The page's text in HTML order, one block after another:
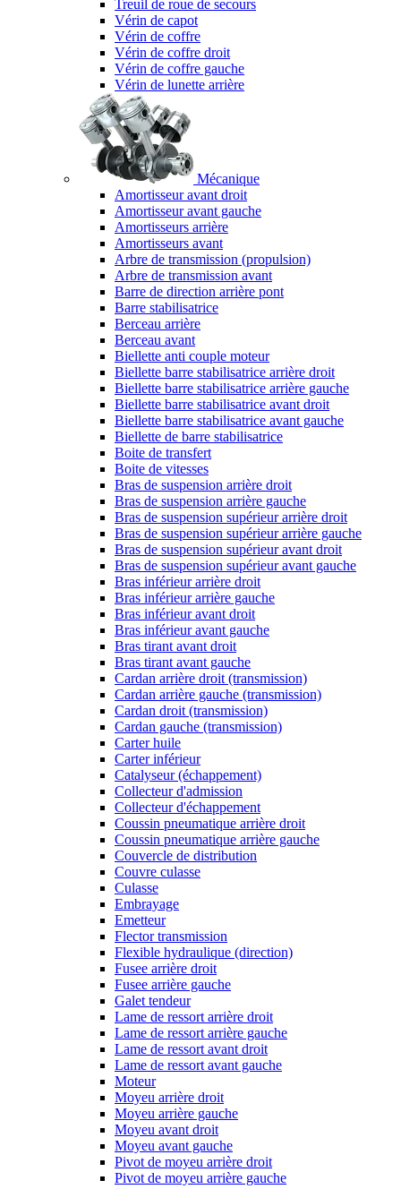
Treuil de roue de secours
Vérin de capot
Vérin de coffre
Vérin de coffre droit
Vérin de coffre gauche
Vérin de lunette arrière
Mécanique
Amortisseur avant droit
Amortisseur avant gauche
Amortisseurs arrière
Amortisseurs avant
Arbre de transmission (propulsion)
Arbre de transmission avant
Barre de direction arrière pont
Barre stabilisatrice
Berceau arrière
Berceau avant
Biellette anti couple moteur
Biellette barre stabilisatrice arrière droit
Biellette barre stabilisatrice arrière gauche
Biellette barre stabilisatrice avant droit
Biellette barre stabilisatrice avant gauche
Biellette de barre stabilisatrice
Boite de transfert
Boite de vitesses
Bras de suspension arrière droit
Bras de suspension arrière gauche
Bras de suspension supérieur arrière droit
Bras de suspension supérieur arrière gauche
Bras de suspension supérieur avant droit
Bras de suspension supérieur avant gauche
Bras inférieur arrière droit
Bras inférieur arrière gauche
Bras inférieur avant droit
Bras inférieur avant gauche
Bras tirant avant droit
Bras tirant avant gauche
Cardan arrière droit (transmission)
Cardan arrière gauche (transmission)
Cardan droit (transmission)
Cardan gauche (transmission)
Carter huile
Carter inférieur
Catalyseur (échappement)
Collecteur d'admission
Collecteur d'échappement
Coussin pneumatique arrière droit
Coussin pneumatique arrière gauche
Couvercle de distribution
Couvre culasse
Culasse
Embrayage
Emetteur
Flector transmission
Flexible hydraulique (direction)
Fusee arrière droit
Fusee arrière gauche
Galet tendeur
Lame de ressort arrière droit
Lame de ressort arrière gauche
Lame de ressort avant droit
Lame de ressort avant gauche
Moteur
Moyeu arrière droit
Moyeu arrière gauche
Moyeu avant droit
Moyeu avant gauche
Pivot de moyeu arrière droit
Pivot de moyeu arrière gauche